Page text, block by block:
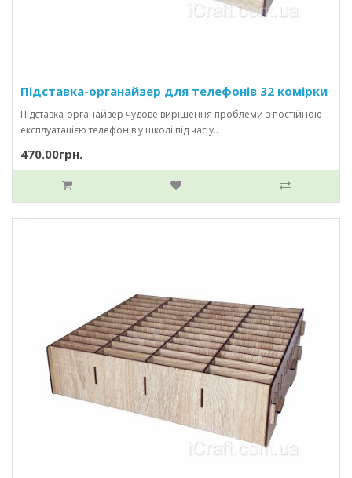
Підставка-органайзер для телефонів 32 комірки
Підставка-органайзер чудове вирішення проблеми з постійною
експлуатацією телефонів у школі під час у..
470.00грн.